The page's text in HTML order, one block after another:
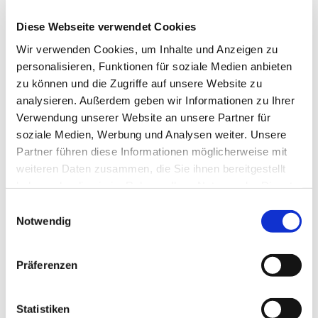
Diese Webseite verwendet Cookies
Wir verwenden Cookies, um Inhalte und Anzeigen zu
personalisieren, Funktionen für soziale Medien anbieten
zu können und die Zugriffe auf unsere Website zu
analysieren. Außerdem geben wir Informationen zu Ihrer
Verwendung unserer Website an unsere Partner für
soziale Medien, Werbung und Analysen weiter. Unsere
Partner führen diese Informationen möglicherweise mit
weiteren Daten zusammen, die Sie ihnen bereitgestellt
Notwendig
Präferenzen
Statistiken
... leitet die Kirchengemeinde
Dies geschieht in gemeinsamer Verantwortung von
Pfarrerinnen/Pfarrern und Presbyterinnen/Presbytern.
Das Presbyterium wählt eine Vorsitzende oder einen
Vorsitzenden aus seiner Mitte. Das Presbyterium
entsendet Abgeordnete in die Kreissynode, also das
Leitungsgremium des Kirchenkreises, und wirkt so an
der Leitung der Kirche mit.
Das Presbyterium kümmert sich um alle personellen,
finanziellen und baulichen Angelegenheiten der
es wacht darüber, dass in der Gemeinde das